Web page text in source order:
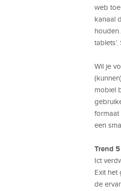
web
kanaal
Wil je
mobiel
formaat
een
Trend
Ict
Exit het
de